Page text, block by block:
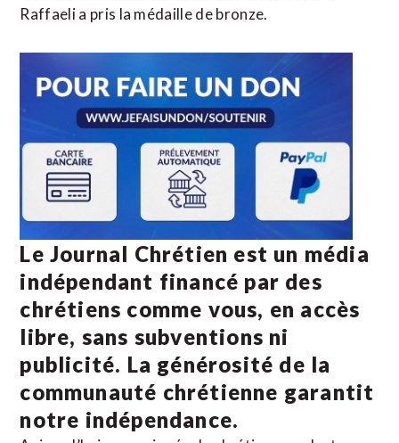
Raffaeli a pris la médaille de bronze.
Le Journal Chrétien est un média
indépendant financé par des
chrétiens comme vous, en accès
libre, sans subventions ni
publicité. La générosité de la
communauté chrétienne garantit
notre indépendance.